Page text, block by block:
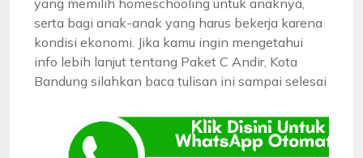
serta bagi anak-anak yang harus bekerja karena
kondisi ekonomi. Jika kamu ingin mengetahui
info lebih lanjut tentang Paket C Andir, Kota
Bandung silahkan baca tulisan ini sampai selesai